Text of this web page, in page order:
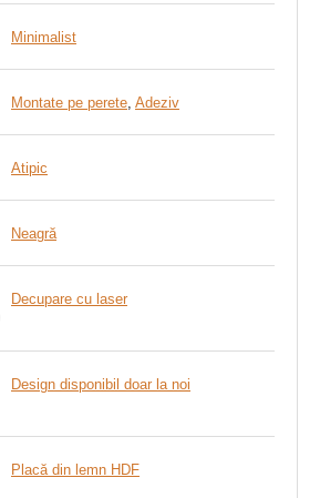
Minimalist
Montate pe perete, Adeziv
Atipic
Neagră
Decupare cu laser
Design disponibil doar la noi
Placă din lemn HDF